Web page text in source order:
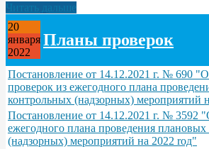
Читать дальше
20
января
2022
Планы проверок
Постановление от 14.12.2021 г. № 690
проверок из ежегодного плана
контрольных (надзорных) мероприятий
Постановление от 14.12.2021 г. № 3592
ежегодного плана проведения
(надзорных) мероприятий на 2022 rод"